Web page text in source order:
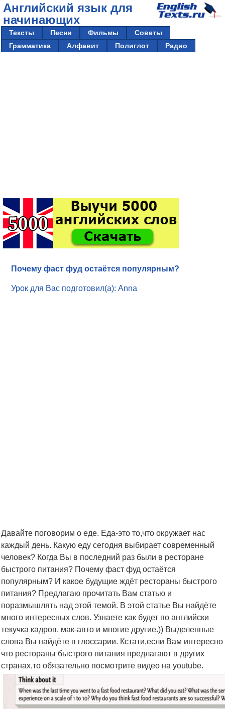
Английский язык для
начинающих
Тексты Песни Фильмы
Советы
Грамматика
Алфавит Полиглот Радио
Почему фаст фуд остаётся популярным?
Урок для Вас подготовил(а): Anna
Давайте поговорим о еде. Еда-это то,что окружает нас
каждый день. Какую еду сегодня выбирает современный
человек? Когда Вы в последний раз были в ресторане
быстрого питания? Почему фаст фуд остаётся
популярным? И какое будущие ждёт рестораны быстрого
питания? Предлагаю прочитать Вам статью и
поразмышлять над этой темой. В этой статье Вы найдёте
много интересных слов. Узнаете как будет по английски
текучка кадров, мак-авто и многие другие.)) Выделенные
слова Вы найдёте в глоссарии. Кстати,если Вам интересно
что рестораны быстрого питания предлагают в других
странах,то обязательно посмотрите видео на youtube.